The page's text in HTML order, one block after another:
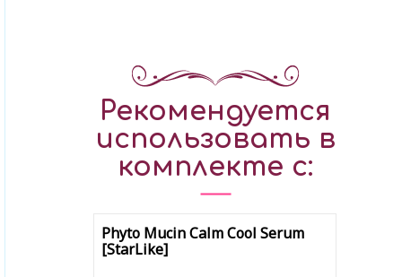
Рекомендуется
использовать в
комплекте с:
Phyto Mucin Calm Cool Serum
[StarLike]